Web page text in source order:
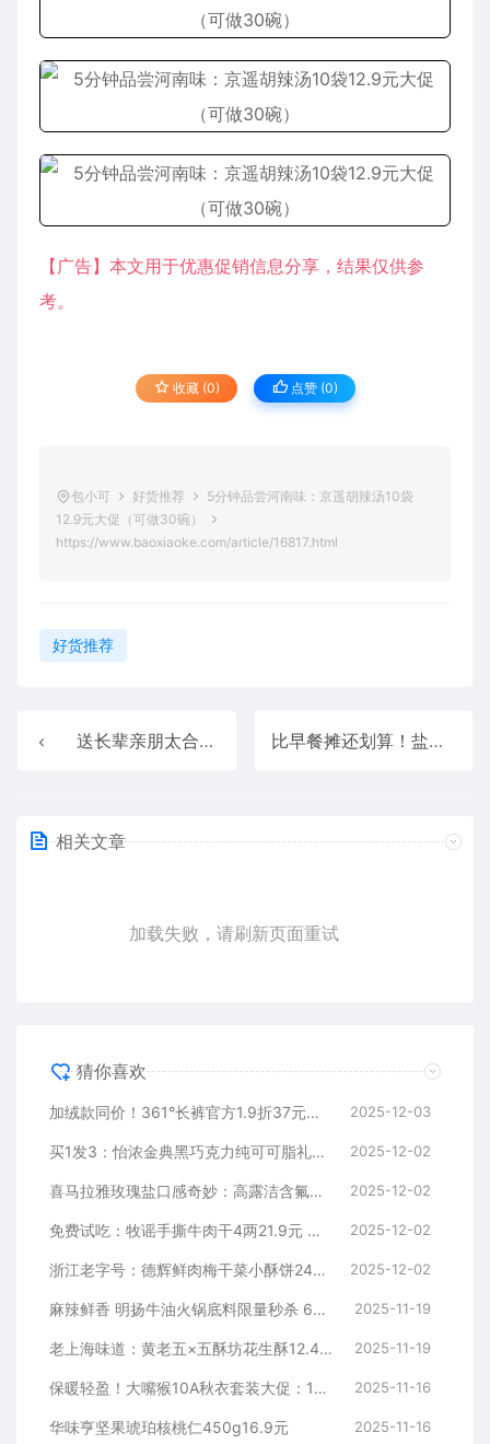
【广告】本文用于优惠促销信息分享，结果仅供参
考。
收藏 (0) 点赞 (0)
包小可 好货推荐
5分钟品尝河南味：京遥胡辣汤10袋
12.9元大促（可做30碗）
https://www.baoxiaoke.com/article/16817.html
好货推荐
送长辈亲朋太合适了！长白山全须人参大促：99元4盒 比早餐摊还划算！盐焗开口卤蛋闭眼囤：20枚仅12.8元
相关文章
加载失败，请刷新页面重试
猜你喜欢
加绒款同价！361°长裤官方1.9折37元新低速囤（门店179元） 2025-12-03
买1发3：怡浓金典黑巧克力纯可可脂礼盒装140g 13.9元 2025-12-02
喜马拉雅玫瑰盐口感奇妙：高露洁含氟牙膏4元/支久违发车 2025-12-02
免费试吃：牧谣手撕牛肉干4两21.9元 原价49.9 2025-12-02
浙江老字号：德辉鲜肉梅干菜小酥饼24元80个发车 2025-12-02
麻辣鲜香 明扬牛油火锅底料限量秒杀 6袋到手16.36元 2025-11-19
老上海味道：黄老五×五酥坊花生酥12.4元/斤探新低 2025-11-19
保暖轻盈！大嘴猴10A秋衣套装大促：14元券 39.1到手 2025-11-16
华味亨坚果琥珀核桃仁450g16.9元 2025-11-16